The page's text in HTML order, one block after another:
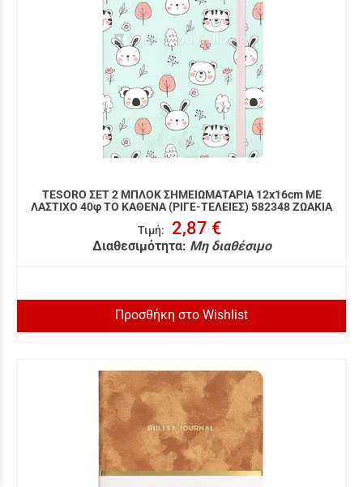
TESORO ΣΕΤ 2 ΜΠΛΟΚ ΣΗΜΕΙΩΜΑΤΑΡΙΑ 12x16cm ΜΕ
ΛΑΣΤΙΧΟ 40φ ΤΟ ΚΑΘΕΝΑ (ΡΙΓΕ-ΤΕΛΕΙΕΣ) 582348 ΖΩΑΚΙΑ
Τιμή: 2,87 €
Διαθεσιμότητα: Μη διαθέσιμο
Προσθήκη στο Wishlist